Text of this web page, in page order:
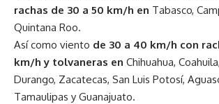
rachas de 30 a 50 km/h en Tabasco,
Quintana Roo.
Así como viento de 30 a 40 km/h con
km/h y tolvaneras en Chihuahua,
Durango, Zacatecas, San Luis Potosí,
Tamaulipas y Guanajuato.